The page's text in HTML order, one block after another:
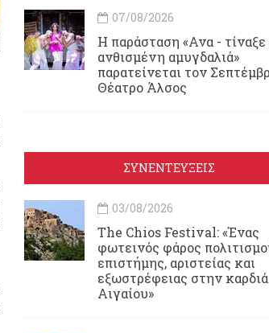
07/08/2026
Η παράσταση «Ανα -
ανθισμένη αμυγδαλιά»
παρατείνεται τον
Θέατρο Άλσος
ΣΥΝΕΝΤΕΥΞΕΙΣ
03/08/2026
Τhe Chios Festival: «Ένας
φωτεινός φάρος
επιστήμης, αριστείας και
εξωστρέφειας στην
Αιγαίου»